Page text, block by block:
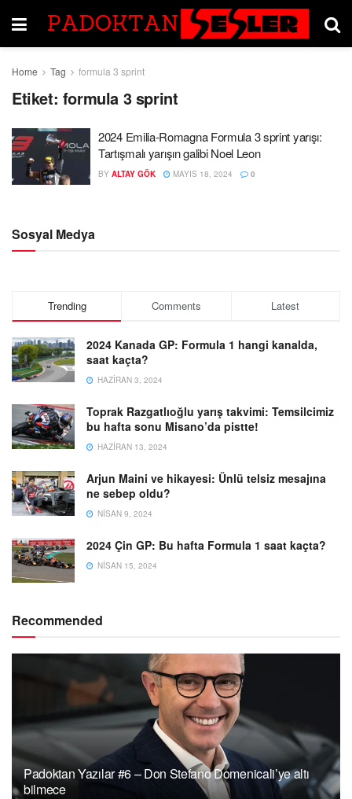
Home Tag formula 3 sprint
Etiket: formula 3 sprint
2024 Emilia-Romagna Formula 3 sprint yarışı:
Tartışmalı yarışın galibi Noel Leon
BY ALTAY GÖK MAYIS 18, 2024 0
Sosyal Medya
Trending Comments Latest
2024 Kanada GP: Formula 1 hangi kanalda,
saat kaçta?
HAZIRAN 3, 2024
Toprak Razgatlıoğlu yarış takvimi: Temsilcimiz
bu hafta sonu Misano’da pistte!
HAZIRAN 13, 2024
Arjun Maini ve hikayesi: Ünlü telsiz mesajına
ne sebep oldu?
NISAN 9, 2024
2024 Çin GP: Bu hafta Formula 1 saat kaçta?
NISAN 15, 2024
Recommended
Padoktan Yazılar #6 – Don Stefano Domenicali’ye altı
bilmece